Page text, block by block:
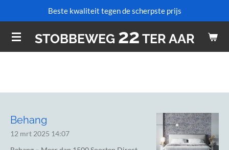
naar
de
STOBBEWEG 22 TER AAR
Beste kwaliteit tegen de scherpste prijs
Behang
12 mrt 2025 14:07